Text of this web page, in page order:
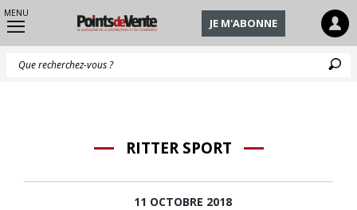
MENU
JE M'ABONNE
RITTER SPORT
11 OCTOBRE 2018